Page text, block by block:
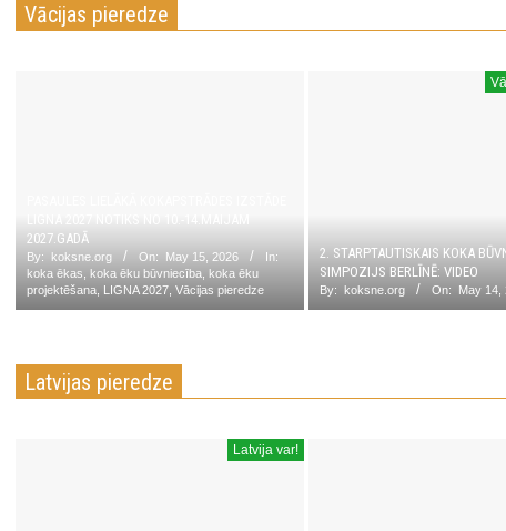
Vācijas pieredze
2027.GADĀ
By: koksne.org On: May 15, 2026
In:
koka ēkas
koka ēku būvniecība
koka ēku
projektēšana LIGNA 2027 Vācijas pieredze
2. STARPTAUTISKAIS KOKA
SIMPOZIJS BERLĪNĒ: VIDEO
By: koksne.org On: May 14,
Latvijas pieredze
Latvija var!